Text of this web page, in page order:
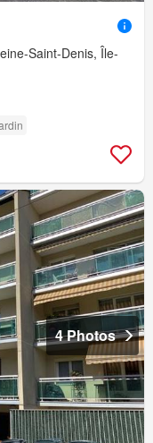
Saint-Denis, Île-
4 Photos